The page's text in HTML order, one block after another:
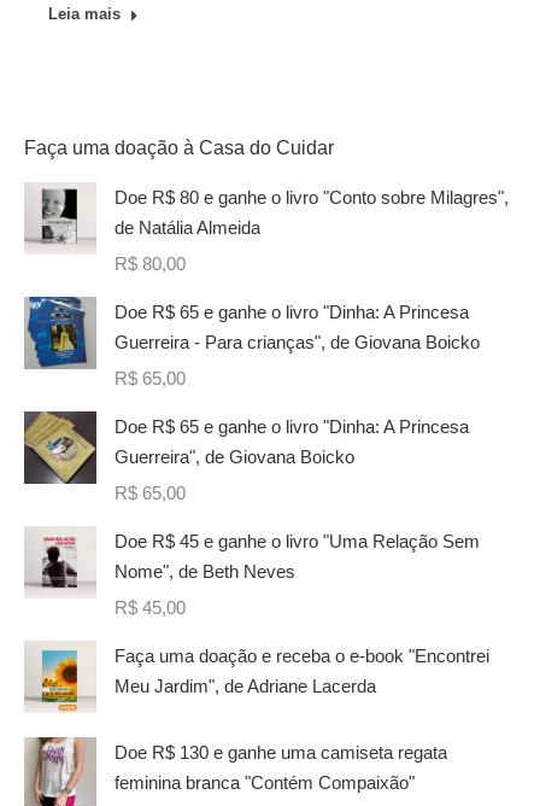
Leia mais
Faça uma doação à Casa do Cuidar
Doe R$ 80 e ganhe o livro "Conto sobre Milagres",
de Natália Almeida
R$ 80,00
Doe R$ 65 e ganhe o livro "Dinha: A Princesa
Guerreira - Para crianças", de Giovana Boicko
R$ 65,00
Doe R$ 65 e ganhe o livro "Dinha: A Princesa
Guerreira", de Giovana Boicko
R$ 65,00
Doe R$ 45 e ganhe o livro "Uma Relação Sem
Nome", de Beth Neves
R$ 45,00
Faça uma doação e receba o e-book "Encontrei
Meu Jardim", de Adriane Lacerda
Doe R$ 130 e ganhe uma camiseta regata
feminina branca "Contém Compaixão"